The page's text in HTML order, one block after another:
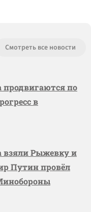
Смотреть все новости
продвигаются по
в
взяли Рыжевку и
Путин провёл